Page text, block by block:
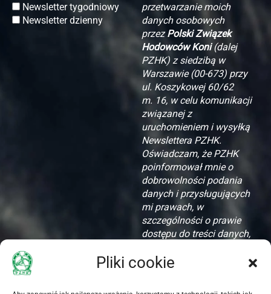
Pliki cookie
Newsletter tygodniowy
Newsletter dzienny
przetwarzanie moich
danych osobowych
przezPolski Związek
Hodowców Koni(dalej
PZHK) z siedzibą w
Warszawie (00-673) przy
ul. Koszykowej 60/62
m. 16, w celu komunikacji
związanej z
uruchomieniem i wysyłką
Newslettera PZHK.
Oświadczam, że PZHK
poinformował mnie o
dobrowolności podania
danych i przysługujących
mi prawach, w
szczególności o prawie
dostępu do treści danych,
zapomnienia.
Akceptuję zamieszczone